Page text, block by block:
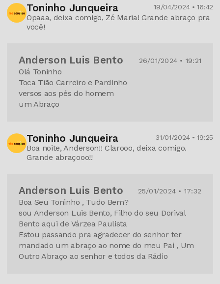
Toninho Junqueira 19/04/2024 • 16:42
Opaaa, deixa comigo, Zé Maria! Grande abraço pra
você!
Anderson Luis Bento 26/01/2024 • 19:21
Olá Toninho
Toca Tião Carreiro e Pardinho
versos aos pés do homem
um Abraço
Toninho Junqueira 31/01/2024 • 19:25
Boa noite, Anderson!! Clarooo, deixa comigo.
Grande abraçooo!!
Anderson Luis Bento 25/01/2024 • 17:32
Boa Seu Toninho , Tudo Bem?
sou Anderson Luis Bento, Filho do seu Dorival
Bento aqui de Várzea Paulista
Estou passando pra agradecer do senhor ter
mandado um abraço ao nome do meu Pai , Um
Outro Abraço ao senhor e todos da Rádio